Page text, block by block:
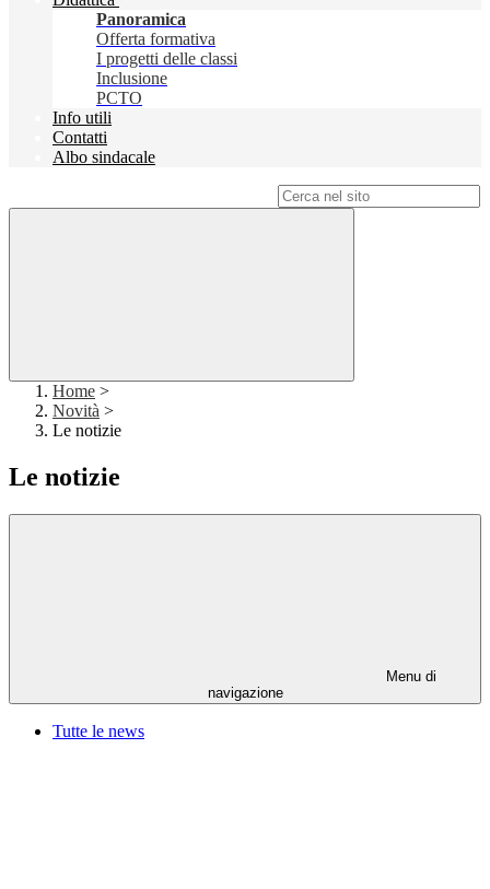
Panoramica
Offerta formativa
I progetti delle classi
Inclusione
PCTO
Info utili
Contatti
Albo sindacale
Home >
Novità >
Le notizie
Le notizie
Menu di
navigazione
Tutte le news